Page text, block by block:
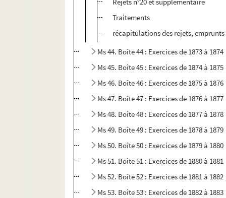
Traitements
récapitulations des rejets,
Ms 44. Boîte 44 : Exercices de 1873 à 1874
Ms 45. Boîte 45 : Exercices de 1874 à 1875
Ms 46. Boîte 46 : Exercices de 1875 à 1876
Ms 47. Boîte 47 : Exercices de 1876 à 1877
Ms 48. Boîte 48 : Exercices de 1877 à 1878
Ms 49. Boîte 49 : Exercices de 1878 à 1879
Ms 50. Boîte 50 : Exercices de 1879 à 1880
Ms 51. Boîte 51 : Exercices de 1880 à 1881
Ms 52. Boîte 52 : Exercices de 1881 à 1882
Ms 53. Boîte 53 : Exercices de 1882 à 1883